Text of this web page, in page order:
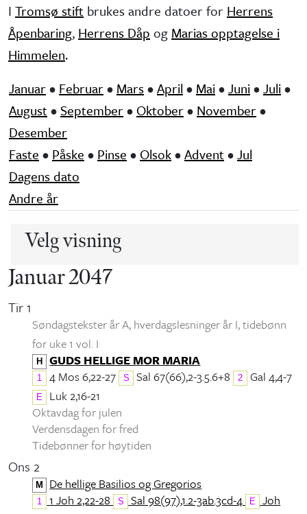
I Tromsø stift brukes andre datoer for Herrens
Åpenbaring, Herrens Dåp og Marias opptagelse i
Himmelen.
Januar• Februar• Mars•April • Mai•Juni•Juli•
August• September• Oktober• November•
Desember
Faste • Påske • Pinse • Olsok•Advent•Jul
Dagens dato
Andre år
Velg visning
Januar 2047
Tir 1
Søndagstekster år A, hverdagslesninger år I, tidebønn
for uke 1 vol. I
H GUDS HELLIGE MOR MARIA
1 4 Mos 6,22-27 S Sal 67(66),2-3.5.6+8 2 Gal 4,4-7
E
Luk 2,16-21
Oktavdag for julen
Verdensdagen for fred
Tidebønner for høytiden
Ons 2
M De hellige Basilios og Gregorios
1 1 Joh 2,22-28 S Sal 98(97),1.2-3ab.3cd-4 E
Joh